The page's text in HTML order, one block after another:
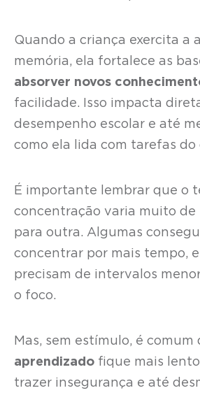
Quando a criança exercita a
memória, ela fortalece as
absorver novos
facilidade. Isso impacta
desempenho escolar e até
como ela lida com tarefas do
É importante lembrar que o
concentração varia muito de
para outra. Algumas
concentrar por mais tempo,
precisam de intervalos
o foco.
Mas, sem estímulo, é comum
aprendizado fique mais
trazer insegurança e até